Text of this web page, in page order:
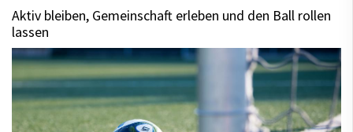
Aktiv bleiben, Gemeinschaft erleben und den Ball rollen
lassen